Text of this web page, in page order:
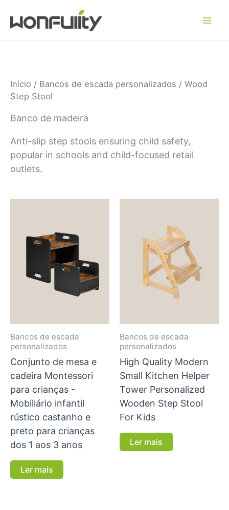
para
Início / Bancos de escada personalizados / Wood
Step Stool
Banco de madeira
Anti-slip step stools ensuring child safety,
popular in schools and child-focused retail
outlets.
Bancos de escada
personalizados
Conjunto de mesa e
cadeira Montessori
para crianças -
Mobiliário infantil
rústico castanho e
preto para crianças
dos 1 aos 3 anos
Ler mais
Bancos de escada
personalizados
High Quality Modern
Small Kitchen Helper
Tower Personalized
Wooden Step Stool
For Kids
Ler mais